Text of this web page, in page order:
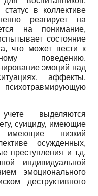
в коллективе
реагирует на
на понимание,
состояние
что может вести к
поведению.
эмоций над
аффекты,
выделяются
суициду, имеющие
имеющие низкий
осужденных,
преступления и т.д.
индивидуальной
эмоционального
деструктивного